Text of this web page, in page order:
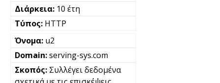
10 έτη
HTTP
u2
serving-sys.com
Συλλέγει δεδομένα